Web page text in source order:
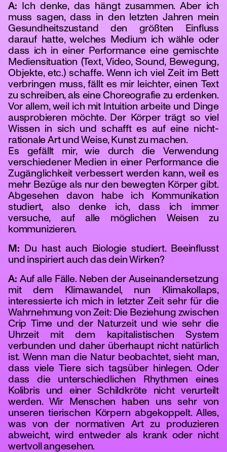
A: Ich denke, das hängt zusammen. Aber ich
muss sagen, dass in den letzten Jahren mein
Gesundheitszustand den größten Einfluss
darauf hatte, welches Medium ich wähle oder
dass ich in einer Performance eine gemischte
Mediensituation (Text, Video, Sound, Bewegung,
Objekte, etc.) schaffe. Wenn ich viel Zeit im Bett
verbringen muss, fällt es mir leichter, einen Text
zu schreiben, als eine Choreografie zu erdenken.
Vor allem, weil ich mit Intuition arbeite und Dinge
ausprobieren möchte. Der Körper trägt so viel
Wissen in sich und schafft es auf eine nicht-
rationale Art und Weise, Kunst zu machen.
Es gefällt mir, wie durch die Verwendung
verschiedener Medien in einer Performance die
Zugänglichkeit verbessert werden kann, weil es
mehr Bezüge als nur den bewegten Körper gibt.
Abgesehen davon habe ich Kommunikation
studiert, also denke ich, dass ich immer
versuche, auf alle möglichen Weisen zu
kommunizieren.
M: Du hast auch Biologie studiert. Beeinflusst
und inspiriert auch das dein Wirken?
A: Auf alle Fälle. Neben der Auseinandersetzung
mit dem Klimawandel, nun Klimakollaps,
interessierte ich mich in letzter Zeit sehr für die
Wahrnehmung von Zeit: Die Beziehung zwischen
Crip Time und der Naturzeit und wie sehr die
Uhrzeit mit dem kapitalistischen System
verbunden und daher überhaupt nicht natürlich
ist. Wenn man die Natur beobachtet, sieht man,
dass viele Tiere sich tagsüber hinlegen. Oder
dass die unterschiedlichen Rhythmen eines
Kolibris und einer Schildkröte nicht verurteilt
werden. Wir Menschen haben uns sehr von
unseren tierischen Körpern abgekoppelt. Alles,
was von der normativen Art zu produzieren
abweicht, wird entweder als krank oder nicht
wertvoll angesehen.
tanz